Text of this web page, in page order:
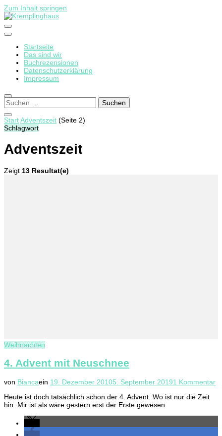
Zum Inhalt springen
Kremplinghaus
Startseite
Das sind wir
Buchrezensionen
Datenschutzerklärung
Impressum
Suchen
nach:
StartAdventszeit (Seite 2)
Schlagwort
Adventszeit
Zeigt 13 Resultat(e)
Weihnachten
4. Advent mit Neuschnee
von Biancaein 19. Dezember 20105. September 20191 Kommentarzu
Heute ist doch tatsächlich schon der 4. Advent. Wo ist nur die Zeit
hin. Mir ist als wäre gestern erst der Erste gewesen.